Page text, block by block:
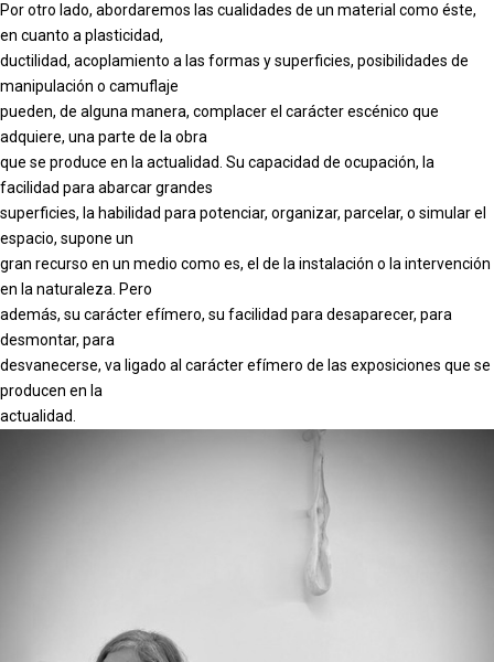
Por otro lado, abordaremos las cualidades de un material como éste,
en cuanto a plasticidad,
ductilidad, acoplamiento a las formas y superficies, posibilidades de
manipulación o camuflaje
pueden, de alguna manera, complacer el carácter escénico que
adquiere, una parte de la obra
que se produce en la actualidad. Su capacidad de ocupación, la
facilidad para abarcar grandes
superficies, la habilidad para potenciar, organizar, parcelar, o simular el
espacio, supone un
gran recurso en un medio como es, el de la instalación o la intervención
en la naturaleza. Pero
además, su carácter efímero, su facilidad para desaparecer, para
desmontar, para
desvanecerse, va ligado al carácter efímero de las exposiciones que se
producen en la
actualidad.